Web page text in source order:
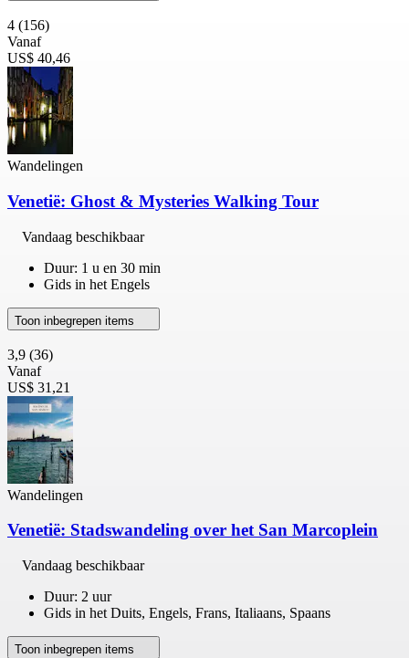
4 (156)
Vanaf
US$ 40,46
Wandelingen
Venetië: Ghost & Mysteries Walking Tour
Vandaag beschikbaar
Duur: 1 u en 30 min
Gids in het Engels
Toon inbegrepen items
3,9 (36)
Vanaf
US$ 31,21
Wandelingen
Venetië: Stadswandeling over het San Marcoplein
Vandaag beschikbaar
Duur: 2 uur
Gids in het Duits, Engels, Frans, Italiaans, Spaans
Toon inbegrepen items